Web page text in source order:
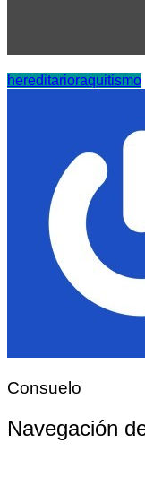
hereditarioraquitismo
Consuelo
Navegación